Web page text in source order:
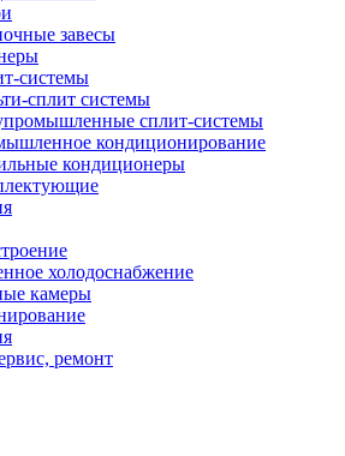
завесы
системы
сплит системы
сплит-системы
кондиционирование
кондиционеры
холодоснабжение
камеры
ремонт